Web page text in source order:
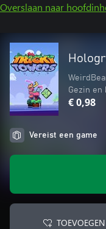
Overslaan naar
Gezin en
€ 0,98
Vereist een game